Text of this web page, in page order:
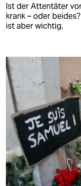
Ist der Attentäter
krank – oder
ist aber wichtig.